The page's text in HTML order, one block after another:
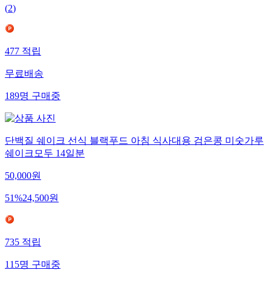
(2)
477적립
무료배송
189명구매중
단백질 쉐이크 선식 블랙푸드 아침 식사대용 검은콩 미숫가루
쉐이크모두 14일분
50,000원
51%24,500원
735적립
115명구매중